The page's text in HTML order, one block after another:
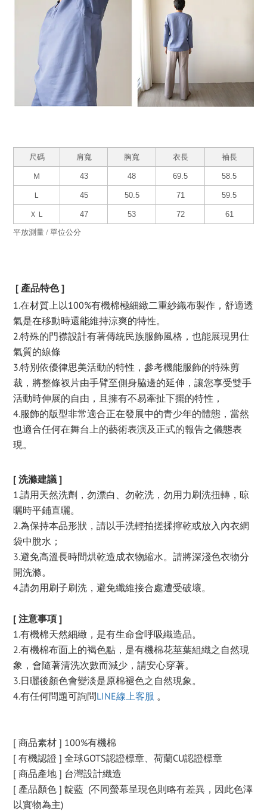
尺碼 肩寬 胸寬 衣長 袖長
Ｍ 43 48 69.5 58.5
Ｌ 45 50.5 71 59.5
ＸＬ 47 53 72
61
平放測量 / 單位公分
[ 產品特色 ]
1.在材質上以100%有機棉極細緻二重紗織布製作，舒適透
氣是在移動時還能維持涼爽的特性。
2.特殊的門襟設計有著傳統民族服飾風格，也能展現男仕
氣質的線條
3.特別依優律思美活動的特性，參考機能服飾的特殊剪
裁，將整條衩片由手臂至側身脇邊的延伸，讓您享受雙手
活動時伸展的自由，且擁有不易牽扯下擺的特性，
4.服飾的版型非常適合正在發展中的青少年的體態，當然
也適合任何在舞台上的藝術表演及正式的報告之儀態表
現。
[ 洗滌建議 ]
1.請用天然洗劑，勿漂白、勿乾洗，勿用力刷洗扭轉，晾
曬時平鋪直曬。
2.為保持本品形狀，請以手洗輕拍搓揉擰乾或放入內衣網
袋中脫水；
3.避免高溫長時間烘乾造成衣物縮水。請將深淺色衣物分
開洗滌。
4.請勿用刷子刷洗，避免纖維接合處遭受破壞。
[ 注意事項 ]
1.有機棉天然細緻，是有生命會呼吸織造品。
2.有機棉布面上的褐色點，是有機棉花莖葉組織之自然現
象，會隨著清洗次數而減少，請安心穿著。
3.日曬後顏色會變淡是原棉褪色之自然現象。
4.有任何問題可詢問LINE線上客服 。
[ 商品素材 ] 100%有機棉
[ 有機認證 ] 全球GOTS認證標章、荷蘭CU認證標章
[ 商品產地 ] 台灣設計織造
[ 產品顏色 ] 靛藍 (不同螢幕呈現色則略有差異，因此色澤
以實物為主)